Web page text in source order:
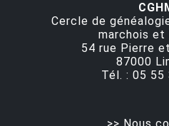
Cercle de
marchois et
54 rue Pierre
87000
Tél. : 05 55